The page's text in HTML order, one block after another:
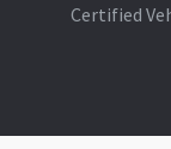
Certified